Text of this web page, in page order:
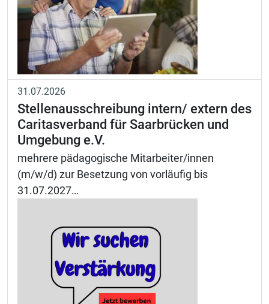
31.07.2026
Stellenausschreibung intern/ extern des
Caritasverband für Saarbrücken und
Umgebung e.V.
mehrere pädagogische Mitarbeiter/innen
(m/w/d) zur Besetzung von vorläufig bis
31.07.2027…